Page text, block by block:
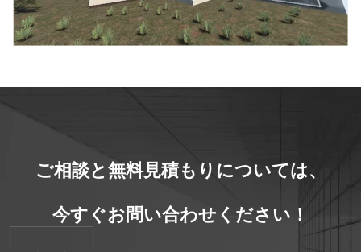
ご相談と無料見積もりについては、
今すぐお問い合わせください！